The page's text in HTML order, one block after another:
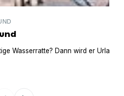
Wasserratte? Dann wird er